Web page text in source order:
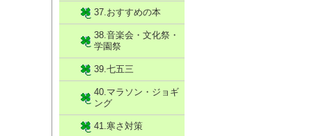
37.おすすめの本
38.音楽会・文化祭・
学園祭
39.七五三
40.マラソン・ジョギ
ング
41.寒さ対策